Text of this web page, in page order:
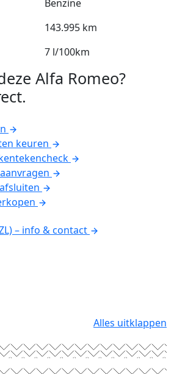
Benzine
143.995 km
7 l/100km
Alfa Romeo?
.
keuren
– info & contact
Alles uitklappen